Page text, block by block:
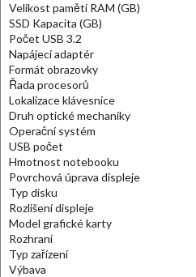
Velikost paměti RAM (GB)
SSD Kapacita (GB)
Počet USB 3.2
Napájecí adaptér
Formát obrazovky
Řada procesorů
Lokalizace klávesnice
Druh optické mechaniky
Operační systém
USB počet
Hmotnost notebooku
Povrchová úprava displeje
Typ disku
Rozlišení displeje
Model grafické karty
Rozhraní
Typ zařízení
Výbava